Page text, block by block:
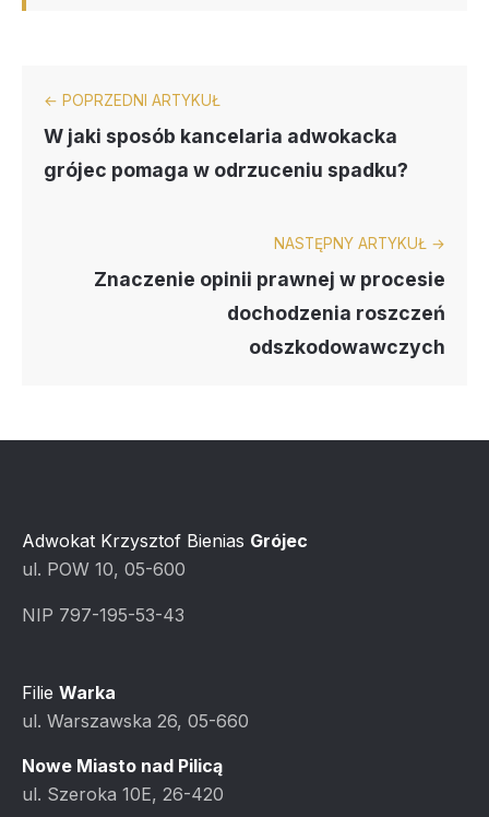
← POPRZEDNI ARTYKUŁ
W jaki sposób kancelaria adwokacka
grójec pomaga w odrzuceniu spadku?
NASTĘPNY ARTYKUŁ →
Znaczenie opinii prawnej w procesie
dochodzenia roszczeń
odszkodowawczych
Adwokat Krzysztof Bienias Grójec
ul. POW 10, 05-600
NIP 797-195-53-43
Filie Warka
ul. Warszawska 26, 05-660
Nowe Miasto nad Pilicą
ul. Szeroka 10E, 26-420